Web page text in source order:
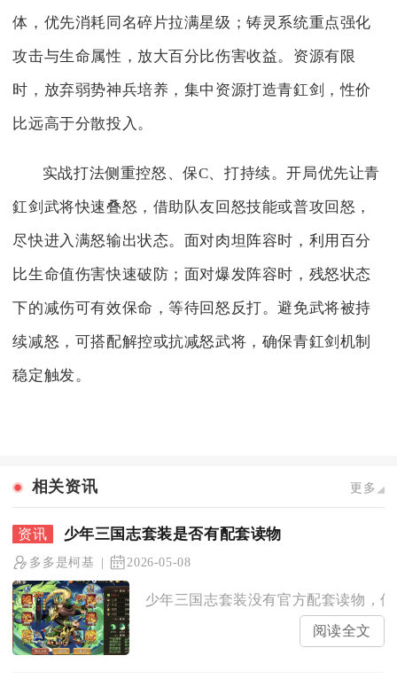
体，优先消耗同名碎片拉满星级；铸灵系统重点强化
攻击与生命属性，放大百分比伤害收益。资源有限
时，放弃弱势神兵培养，集中资源打造青釭剑，性价
比远高于分散投入。
实战打法侧重控怒、保C、打持续。开局优先让青
釭剑武将快速叠怒，借助队友回怒技能或普攻回怒，
尽快进入满怒输出状态。面对肉坦阵容时，利用百分
比生命值伤害快速破防；面对爆发阵容时，残怒状态
下的减伤可有效保命，等待回怒反打。避免武将被持
续减怒，可搭配解控或抗减怒武将，确保青釭剑机制
稳定触发。
相关资讯 更多
少年三国志套装是否有配套读物
多多是柯基 2026-05-08
少年三国志套装没有官方配套读物，
阅读全文